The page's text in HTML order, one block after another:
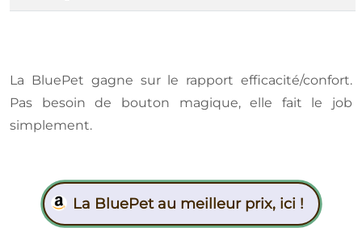
La BluePet gagne sur le rapport efficacité/confort.
Pas besoin de bouton magique, elle fait le job
simplement.
La BluePet au meilleur prix, ici !